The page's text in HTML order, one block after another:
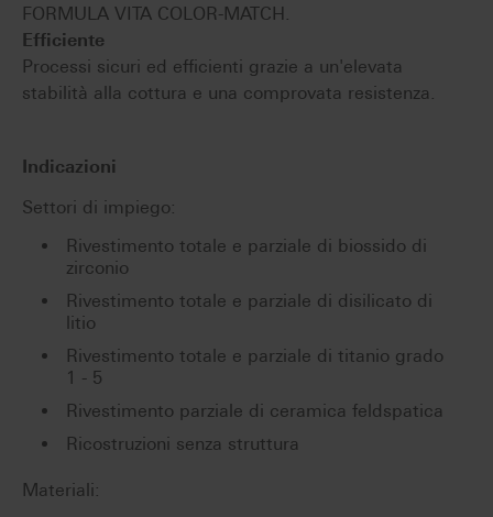
FORMULA VITA COLOR-MATCH.
Efficiente
Processi sicuri ed efficienti grazie a un'elevata
stabilità alla cottura e una comprovata resistenza.
Indicazioni
Settori di impiego:
Rivestimento totale e parziale di biossido di
zirconio
Rivestimento totale e parziale di disilicato di
litio
Rivestimento totale e parziale di titanio grado
1 - 5
Rivestimento parziale di ceramica feldspatica
Ricostruzioni senza struttura
Materiali: